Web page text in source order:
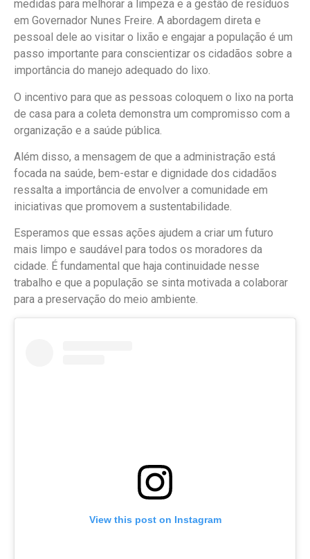
medidas para melhorar a limpeza e a gestão de resíduos
em Governador Nunes Freire. A abordagem direta e
pessoal dele ao visitar o lixão e engajar a população é um
passo importante para conscientizar os cidadãos sobre a
importância do manejo adequado do lixo.
O incentivo para que as pessoas coloquem o lixo na porta
de casa para a coleta demonstra um compromisso com a
organização e a saúde pública.
Além disso, a mensagem de que a administração está
focada na saúde, bem-estar e dignidade dos cidadãos
ressalta a importância de envolver a comunidade em
iniciativas que promovem a sustentabilidade.
Esperamos que essas ações ajudem a criar um futuro
mais limpo e saudável para todos os moradores da
cidade. É fundamental que haja continuidade nesse
trabalho e que a população se sinta motivada a colaborar
para a preservação do meio ambiente.
View this post on Instagram